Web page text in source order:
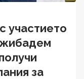
участието
за